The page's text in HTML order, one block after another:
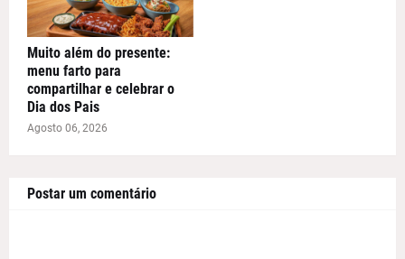
Muito além do presente:
menu farto para
compartilhar e celebrar o
Dia dos Pais
Agosto 06, 2026
Postar um comentário